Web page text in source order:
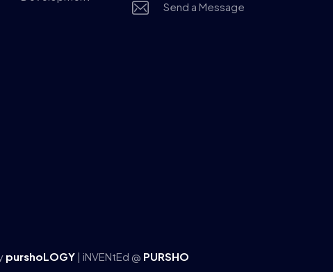
Send a Message
purshoLOGY | iNVENtEd @ PURSHO